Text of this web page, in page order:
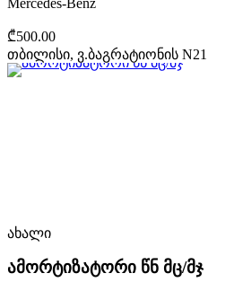
₾500.00
თბილისი, ვ.ბაგრატიონის N21
ახალი
ამორტიზატორი წნ მც/მჯ